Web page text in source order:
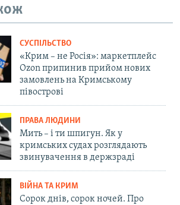
СУСПІЛЬСТВО
«Крим – не Росія»: маркетплейс
Ozon припинив прийом нових
замовлень на Кримському
півострові
ПРАВА ЛЮДИНИ
Мить – і ти шпигун. Як у
кримських судах розглядають
звинувачення в держзраді
ВІЙНА ТА КРИМ
Сорок днів, сорок ночей. Про